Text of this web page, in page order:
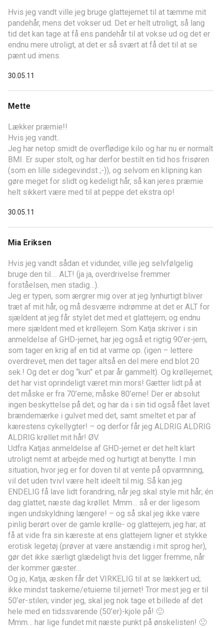
Hvis jeg vandt ville jeg bruge glattejernet til at tæmme mit
pandehår, mens det vokser ud. Det er helt utroligt, så lang
tid det kan tage at få ens pandehår til at vokse ud og det er
endnu mere utroligt, at det er så svært at få det til at se
pænt ud imens.
30.05.11
Mette
Lækker præmie!!
Hvis jeg vandt..
Jeg har netop smidt de overflødige kilo og har nu er normalt
BMI. Er super stolt, og har derfor bestilt en tid hos frisøren
(som en lille sidegevindst ;-)), og selvom en klipning kan
gøre meget for slidt og kedeligt hår, så kan jeres præmie
helt sikkert være med til at peppe det ekstra op!
30.05.11
Mia Eriksen
Hvis jeg vandt sådan et vidunder, ville jeg selvfølgelig
bruge den til…. ALT! (ja ja, overdrivelse fremmer
forståelsen, men stadig…).
Jeg er typen, som ærgrer mig over at jeg lynhurtigt bliver
træt af mit hår, og må desværre indrømme at det er ALT for
sjældent at jeg får stylet det med et glattejern; og endnu
mere sjældent med et krøllejern. Som Katja skriver i sin
anmeldelse af GHD-jernet, har jeg også et rigtig 90’er-jern,
som tager en krig af en tid at varme op. (igen – lettere
overdrevet, men det tager altså en del mere end blot 20
sek.! Og det er dog “kun” et par år gammelt). Og krøllejernet;
det har vist oprindeligt været min mors! Gætter lidt på at
det måske er fra 70’erne; måske 80’erne! Der er absolut
ingen beskyttelse på det; og har da i sin tid også fået lavet
brændemærke i gulvet med det, samt smeltet et par af
kærestens cykellygter! – og derfor får jeg ALDRIG ALDRIG
ALDRIG krøllet mit hår! ØV.
Udfra Katjas anmeldelse af GHD-jernet er det helt klart
utroligt nemt at arbejde med og hurtigt at benytte. I min
situation, hvor jeg er for doven til at vente på opvarmning,
vil det uden tvivl være helt ideelt til mig. Så kan jeg
ENDELIG få lave lidt forandring, når jeg skal style mit hår; én
dag glattet, næste dag krøllet. Mmm… så er der ligesom
ingen undskyldning længere! – og så skal jeg ikke være
pinlig berørt over de gamle krølle- og glattejern, jeg har; at
få at vide fra sin kæreste at ens glattejern ligner et stykke
erotisk legetøj (prøver at være anstændig i mit sprog her),
gør det ikke særligt glædeligt hvis det ligger fremme, når
der kommer gæster…
Og jo, Katja, æsken får det VIRKELIG til at se lækkert ud;
ikke mindst taskerne/etuierne til jernet! Tror mest jeg er til
50’er-stilen; vinder jeg, skal jeg nok tage et billede af det
hele med en tidssvarende (50’er)-kjole på! 🙂
Mmm… har lige fundet mit næste punkt på ønskelisten! 🙂